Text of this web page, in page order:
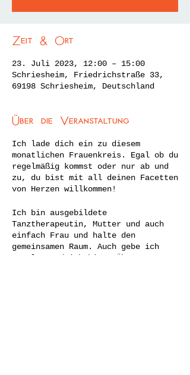
Zeit & Ort
23. Juli 2023, 12:00 – 15:00
Schriesheim, Friedrichstraße 33,
69198 Schriesheim, Deutschland
Über die Veranstaltung
Ich lade dich ein zu diesem
monatlichen Frauenkreis. Egal ob du
regelmäßig kommst oder nur ab und
zu, du bist mit all deinen Facetten
von Herzen willkommen!
Ich bin ausgebildete
Tanztherapeutin, Mutter und auch
einfach Frau und halte den
gemeinsamen Raum. Auch gebe ich
Impulse und ich biete Übungen an,